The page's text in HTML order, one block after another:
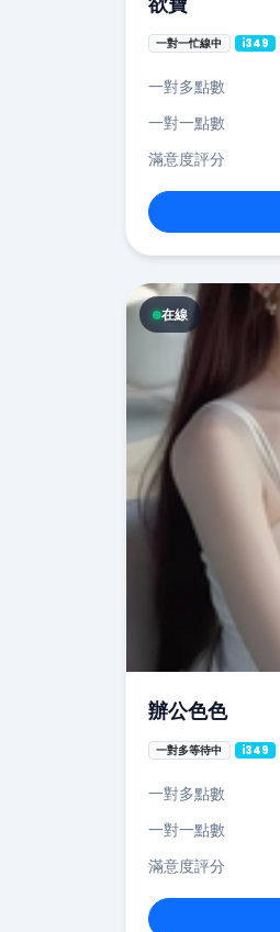
一對一忙線中 i349
一對多點數
一對一點數
滿意度評分
在線
辦公色色
一對多等待中 i349
一對多點數
一對一點數
滿意度評分